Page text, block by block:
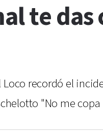
te
recordó el
"No me